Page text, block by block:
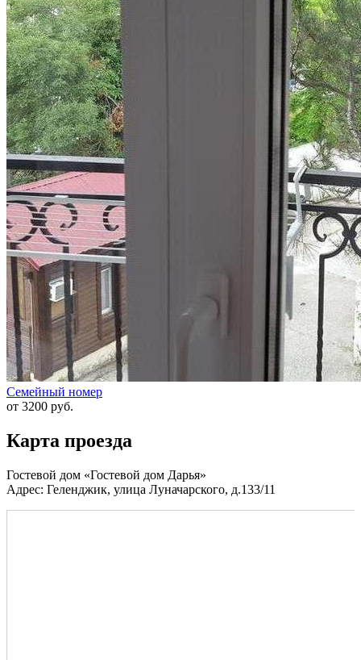
Семейный номер
от 3200 руб.
Карта проезда
Гостевой дом «Гостевой дом Дарья»
Адрес: Геленджик, улица Луначарского, д.133/11